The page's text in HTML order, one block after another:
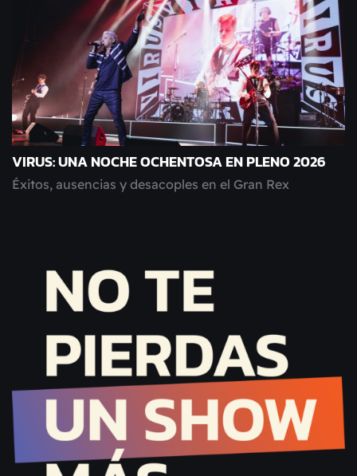
VIRUS: UNA NOCHE OCHENTOSA EN PLENO 2026
Éxitos, ausencias y desacoples en el Gran Rex